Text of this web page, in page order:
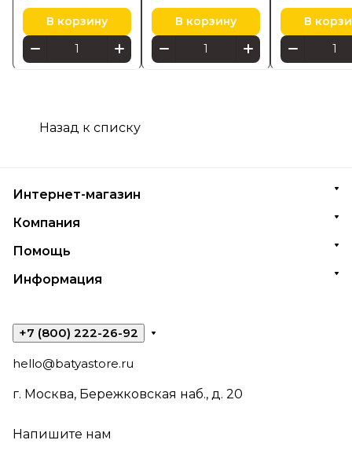
В корзину В корзину В
Назад к списку
Интернет-магазин
Компания
Помощь
Информация
+7 (800) 222-26-92
hello@batyastore.ru
г. Москва, Бережковская наб., д. 20
Напишите нам